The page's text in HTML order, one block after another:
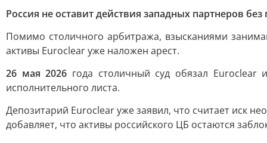
Россия не оставит действия западных партнеров
Помимо столичного арбитража, взысканиями
активы Euroclear уже наложен арест.
26 мая 2026 года столичный суд обязал
исполнительного листа.
Депозитарий Euroclear уже заявил, что считает иск
добавляет, что активы российского ЦБ остаются